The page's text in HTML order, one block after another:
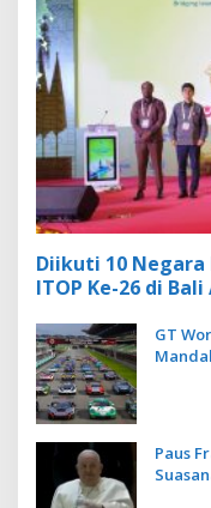
Diikuti 10 Negara
ITOP Ke-26 di
GT
Paus